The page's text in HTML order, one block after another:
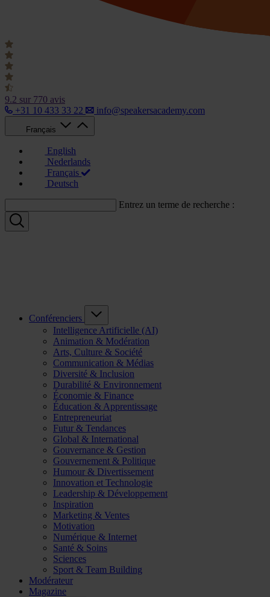
9.2 sur 770 avis
+31 10 433 33 22
info@speakersacademy.com
Français
English
Nederlands
Français
Deutsch
Entrez un terme de recherche :
Conférenciers
Intelligence Artificielle (AI)
Animation & Modération
Arts, Culture & Société
Communication & Médias
Diversité & Inclusion
Durabilité & Environnement
Économie & Finance
Éducation & Apprentissage
Entrepreneuriat
Futur & Tendances
Global & International
Gouvernance & Gestion
Gouvernement & Politique
Humour & Divertissement
Innovation et Technologie
Leadership & Développement
Inspiration
Marketing & Ventes
Motivation
Numérique & Internet
Santé & Soins
Sciences
Sport & Team Building
Modérateur
Magazine